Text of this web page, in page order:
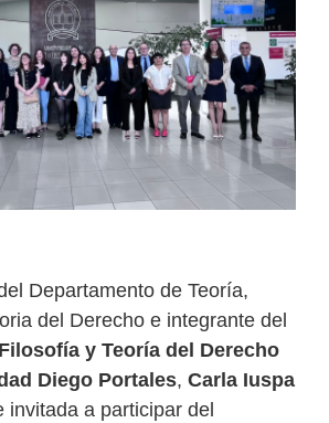
Departamento de Teoría,
del Derecho e integrante del
y Teoría del Derecho
Diego Portales, Carla Iuspa
invitada a participar del